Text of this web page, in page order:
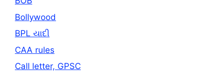
Bollywood
BPL યાદી
CAA rules
Call letter, GPSC